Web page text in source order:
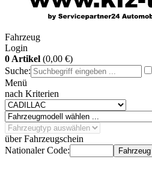
Fahrzeug
Login
0 Artikel (0,00 €)
Suche:
Menü
nach Kriterien
über Fahrzeugschein
Nationaler Code: